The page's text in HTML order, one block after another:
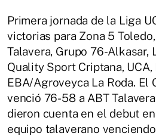
Primera jornada de la Liga
victorias para Zona 5
Talavera, Grupo 76-Alkasar,
Quality Sport Criptana,
EBA/Agroveyca La Roda. El
venció 76-58 a ABT
dieron cuenta en el debut
equipo talaverano